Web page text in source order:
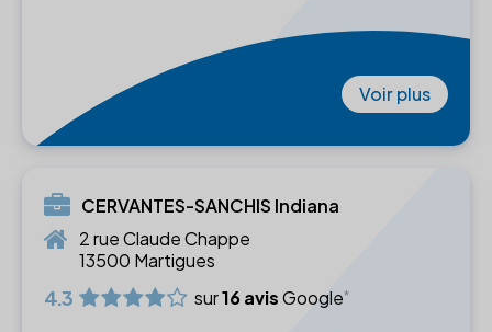
Voir plus
CERVANTES-SANCHIS Indiana
2 rue Claude Chappe
13500 Martigues
4.3 sur16 avisGoogle